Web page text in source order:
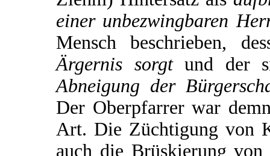
einer unbezwingbaren
Mensch beschrieben,
Ärgernis sorgtund der
Abneigung der
Der Oberpfarrer war
Art. Die Züchtigung von
auch die Brüskierung